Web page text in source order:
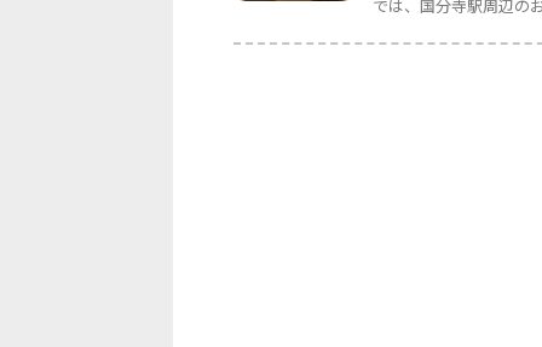
では、国分寺駅周辺の